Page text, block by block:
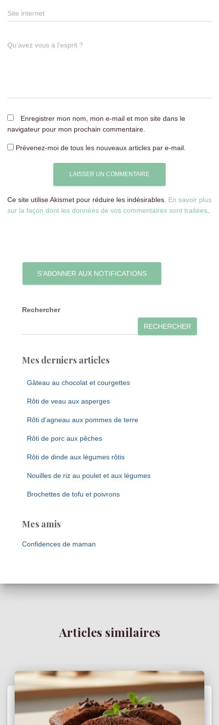
Site internet
Qu’avez vous à l’esprit ?
Enregistrer mon nom, mon e-mail et mon site dans le
navigateur pour mon prochain commentaire.
Prévenez-moi de tous les nouveaux articles par e-mail.
Ce site utilise Akismet pour réduire les indésirables. En savoir plus
sur la façon dont les données de vos commentaires sont traitées
S’ABONNER AUX NOTIFICATIONS
Rechercher
RECHERCHER
Mes derniers articles
Gâteau au chocolat et courgettes
Rôti de veau aux asperges
Rôti d’agneau aux pommes de terre
Rôti de porc aux pêches
Rôti de dinde aux légumes rôtis
Nouilles de riz au poulet et aux légumes
Brochettes de tofu et poivrons
Mes amis
Confidences de maman
Articles similaires